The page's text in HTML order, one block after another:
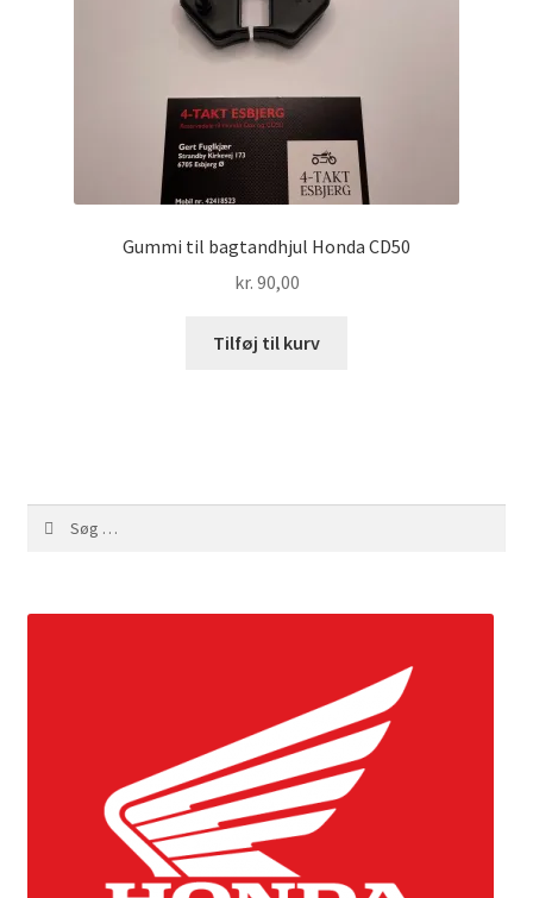
Gummi til bagtandhjul Honda CD50
kr. 90,00
Tilføj til kurv